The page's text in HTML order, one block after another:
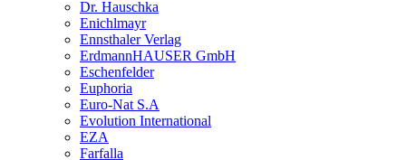
Dr. Hauschka
Enichlmayr
Ennsthaler Verlag
ErdmannHAUSER GmbH
Eschenfelder
Euphoria
Euro-Nat S.A
Evolution International
EZA
Farfalla